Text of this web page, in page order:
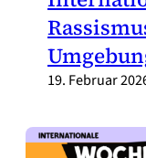
19. Februar